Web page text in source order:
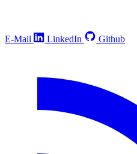
E-Mail LinkedIn Github